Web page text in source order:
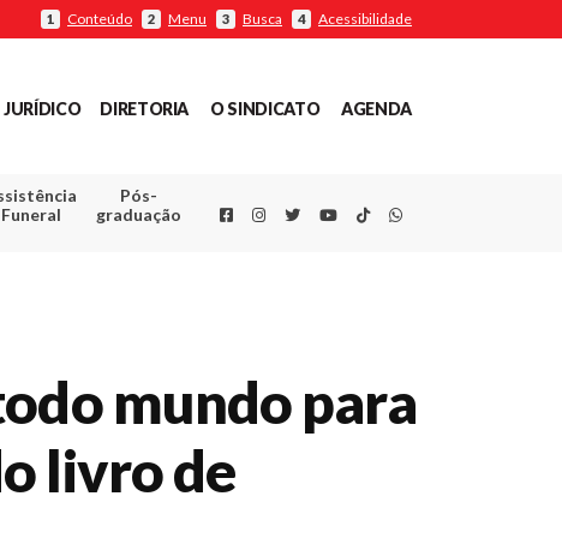
1 Conteúdo 2 Menu 3 Busca 4 Acessibilidade
JURÍDICO DIRETORIA O SINDICATO AGENDA
Funeral
Pós-
graduação
FacebookInstagram
TwitterYoutube
TikTokWhatsapp
mundo para
livro de